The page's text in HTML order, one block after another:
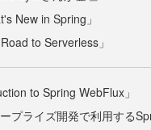
New in Spring」
to Serverless」
to Spring WebFlux」
プライズ開発で利用する